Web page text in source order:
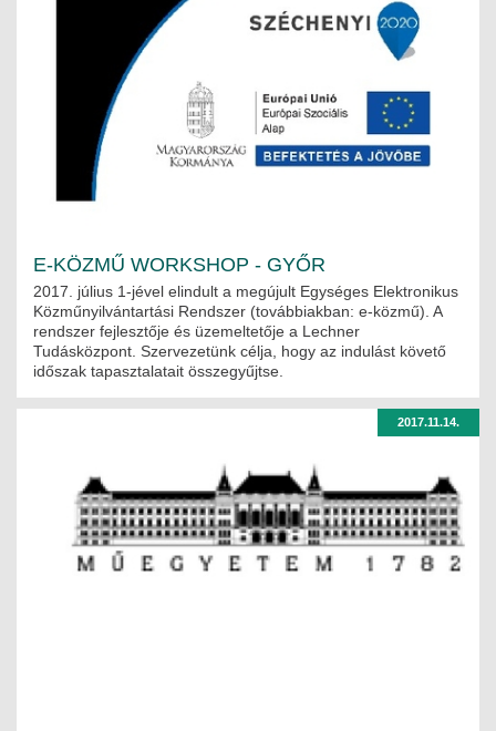
E-KÖZMŰ WORKSHOP - GYŐR
2017. július 1-jével elindult a megújult Egységes Elektronikus
Közműnyilvántartási Rendszer (továbbiakban: e-közmű). A
rendszer fejlesztője és üzemeltetője a Lechner
Tudásközpont. Szervezetünk célja, hogy az indulást követő
időszak tapasztalatait összegyűjtse.
2017.11.14.